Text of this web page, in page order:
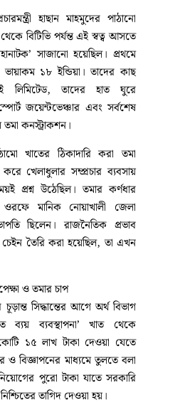
হাছান মাহমুদের পাঠানো
বিটিভি পর্যন্ত এই স্বত্ব আসতে
সাজানো হয়েছিল। প্রথমে
১৮ ইন্ডিয়া। তাদের কাছ
লিমিটেড, তাদের হাত ঘুরে
জয়েন্টভেঞ্চার এবং সর্বশেষ
তমা কনস্ট্রাকশন।
খাতের ঠিকাদারি করা তমা
খেলাধুলার সম্প্রচার ব্যবসায়
প্রশ্ন উঠেছিল। তমার কর্ণধার
মানিক নোয়াখালী জেলা
ছিলেন। রাজনৈতিক প্রভাব
তৈরি করা হয়েছিল, তা এখন
ও তমার চাপ
সিদ্ধান্তের আগে অর্থ বিভাগ
ব্যয় ব্যবস্থাপনা’ খাত থেকে
১৫ লাখ টাকা দেওয়া যেতে
ও বিজ্ঞাপনের মাধ্যমে তুলতে বলা
পুরো টাকা যাতে সরকারি
তাগিদ দেওয়া হয়।